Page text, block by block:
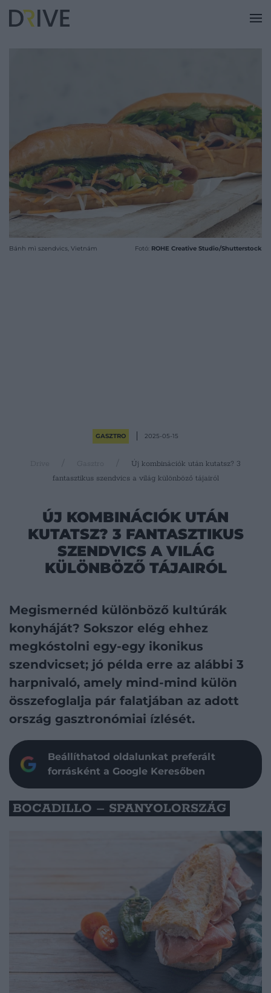
Bánh mì szendvics, Vietnám Fotó: ROHE Creative Studio/Shutterstock
GASZTRO 2025-05-15
Drive Gasztro
Új kombinációk után kutatsz? 3
fantasztikus szendvics a világ különböző tájairól
ÚJ KOMBINÁCIÓK UTÁN
KUTATSZ? 3 FANTASZTIKUS
SZENDVICS A VILÁG
KÜLÖNBÖZŐ TÁJAIRÓL
Megismernéd különböző kultúrák
konyháját? Sokszor elég ehhez
megkóstolni egy-egy ikonikus
szendvicset; jó példa erre az alábbi 3
harpnivaló, amely mind-mind külön
összefoglalja pár falatjában az adott
ország gasztronómiai ízlését.
Beállíthatod oldalunkat preferált
forrásként a Google Keresőben
BOCADILLO – SPANYOLORSZÁG